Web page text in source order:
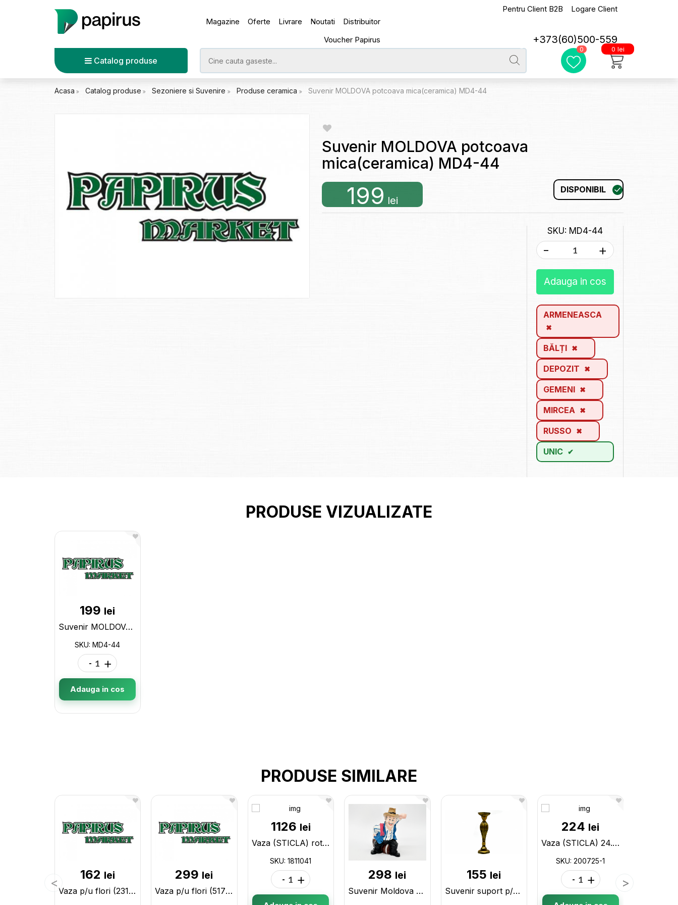
Magazine Oferte Livrare Noutati
Distribuitor
Voucher Papirus
Pentru Client B2B Logare Client
+373(60)500-559
Catalog produse
0 0 lei
Acasa Catalog produse Sezoniere si Suvenire Produse ceramica Suvenir MOLDOVA potcoava mica(ceramica) MD4-44
Suvenir MOLDOVA potcoava
mica(ceramica) MD4-44
199 lei
DISPONIBIL
SKU: MD4-44
- +
Adauga in cos
ARMENEASCA
BĂLȚI
DEPOZIT
GEMENI
MIRCEA
RUSSO
UNIC
PRODUSE VIZUALIZATE
199 lei
Suvenir MOLDOVA potcoava mica(ceramica) MD4-44
SKU: MD4-44
- +
Adauga in cos
PRODUSE SIMILARE
162 lei
Vaza p/u flori (231/068) 1211231
299 lei
Vaza p/u flori (517) 1311517
1126 lei
Vaza (STICLA) rotunda 1811041
SKU: 1811041
- + 298 lei
Suvenir Moldova Barbat+suport pahar 186317
155 lei
Suvenir suport p/u lumanare 34cm 198086
224 lei
Vaza (STICLA) 24.5 cm, 15.5 cm, DC04729 200725-1
SKU: 200725-1
- +